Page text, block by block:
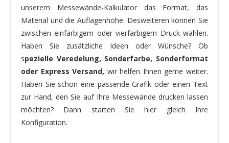
unserem Messewände-Kalkulator das Format, das
Material und die Auflagenhöhe. Desweiteren können Sie
zwischen einfarbigem oder vierfarbigem Druck wählen.
Haben Sie zusätzliche Ideen oder Wünsche? Ob
spezielle Veredelung, Sonderfarbe, Sonderformat
oder Express Versand, wir helfen Ihnen gerne weiter.
Haben Sie schon eine passende Grafik oder einen Text
zur Hand, den Sie auf Ihre Messewände drucken lassen
möchten? Dann starten Sie hier gleich Ihre
Konfiguration.